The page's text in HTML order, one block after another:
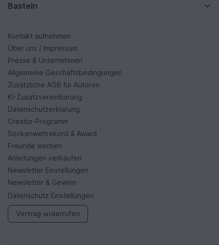
Basteln
Kontakt aufnehmen
Über uns / Impressum
Presse & Unternehmen
Allgemeine Geschäftsbedingungen
Zusätzliche AGB für Autoren
KI-Zusatzvereinbarung
Datenschutzerklärung
Creator-Programm
Sockenweltrekord & Award
Freunde werben
Anleitungen verkaufen
Newsletter Einstellungen
Newsletter & Gewinn
Datenschutz Einstellungen
Vertrag widerrufen